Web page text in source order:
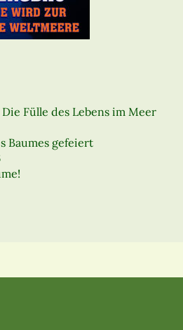
Fülle des Lebens im Meer
Baumes gefeiert